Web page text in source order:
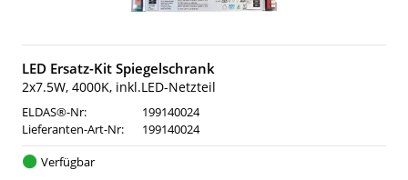
LED Ersatz-Kit Spiegelschrank
2x7.5W, 4000K, inkl.LED-Netzteil
ELDAS®-Nr:
199140024
Lieferanten-Art-Nr:
199140024
Verfügbar